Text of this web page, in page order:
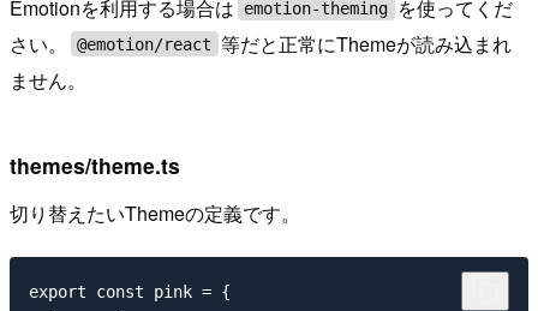
Emotionを利用する場合は emotion-theming
を使ってくだ
さい。
@emotion/react 等だと正常にThemeが読み込まれ
ません。
themes/theme.ts
切り替えたいThemeの定義です。
export const pink = {